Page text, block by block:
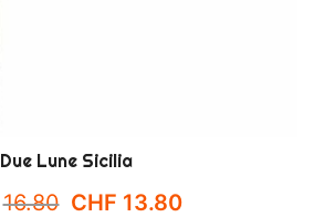
Due Lune Sicilia
16.80 Ursprünglicher
CHF 13.80Aktueller